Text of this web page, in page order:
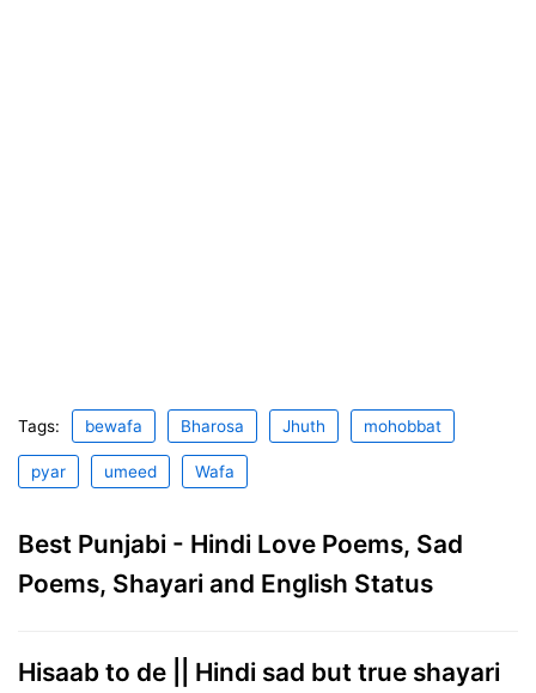
Tags: bewafa Bharosa Jhuth mohobbat
pyar umeed Wafa
Best Punjabi - Hindi Love Poems, Sad
Poems, Shayari and English Status
Hisaab to de || Hindi sad but true shayari